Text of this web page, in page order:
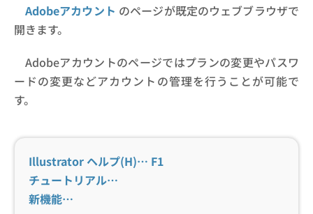
Illustrator ヘルプ(H)… F1
チュートリアル…
新機能…
Adobeアカウント のページが既定のウェブブラウザで
開きます。
Adobeアカウントのページではプランの変更やパスワ
ードの変更などアカウントの管理を行うことが可能で
す。